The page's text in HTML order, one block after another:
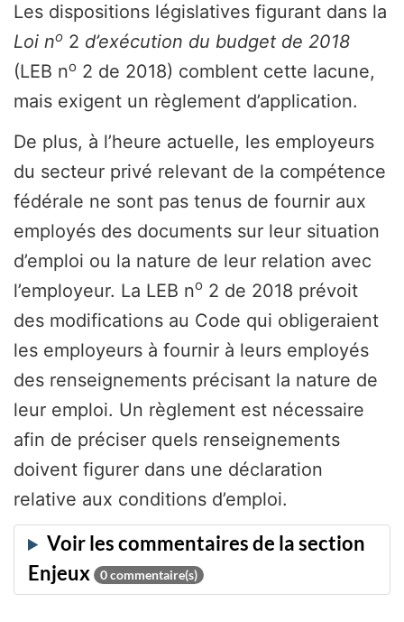
Les dispositions législatives figurant dans la
Loi no 2 d’exécution du budget de 2018
(LEB no 2 de 2018) comblent cette lacune,
mais exigent un règlement d’application.
De plus, à l’heure actuelle, les employeurs
du secteur privé relevant de la compétence
fédérale ne sont pas tenus de fournir aux
employés des documents sur leur situation
d’emploi ou la nature de leur relation avec
l’employeur. La LEB no 2 de 2018 prévoit
des modifications au Code qui obligeraient
les employeurs à fournir à leurs employés
des renseignements précisant la nature de
leur emploi. Un règlement est nécessaire
afin de préciser quels renseignements
doivent figurer dans une déclaration
relative aux conditions d’emploi.
0commentaire(s)